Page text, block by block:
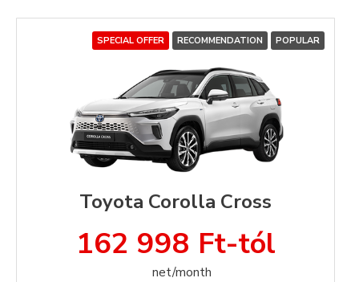
SPECIAL OFFER RECOMMENDATION POPULAR
Toyota Corolla Cross
162 998 Ft-tól
net/month